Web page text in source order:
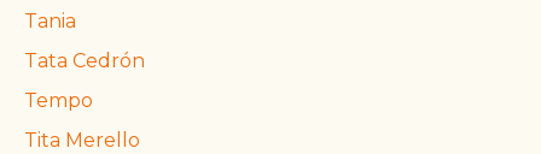
Tania
Tata Cedrón
Tempo
Tita Merello